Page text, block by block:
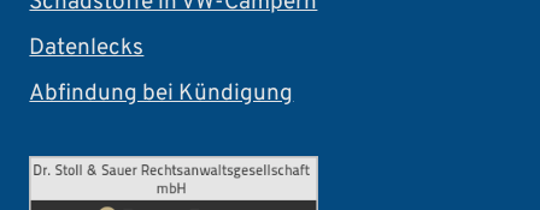
Datenlecks
Abfindung bei Kündigung